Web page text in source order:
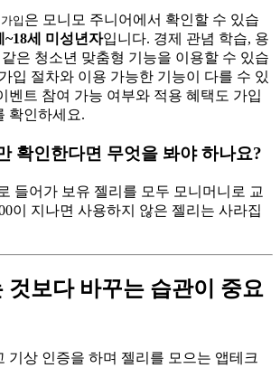
입 은 모니모 주니어에서 확인할 수 있습
~18세 미성년자입니다. 경제 관념 학습, 용
은 청소년 맞춤형 기능을 이용할 수 있습
입 절차와 이용 가능한 기능이 다를 수 있
벤트 참여 가능 여부와 적용 혜택도 가입
확인하세요.
확인한다면 무엇을 봐야 하나요?
들어가 보유 젤리를 모두 모니머니로 교
이 지나면 사용하지 않은 젤리는 사라집
것보다 바꾸는 습관이 중요
기상 인증을 하며 젤리를 모으는 앱테크